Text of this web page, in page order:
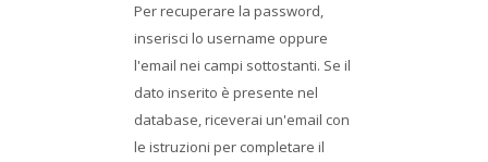
Invia
Per recuperare la password,
inserisci lo username oppure
l'email nei campi sottostanti. Se il
dato inserito è presente nel
database, riceverai un'email con
le istruzioni per completare il